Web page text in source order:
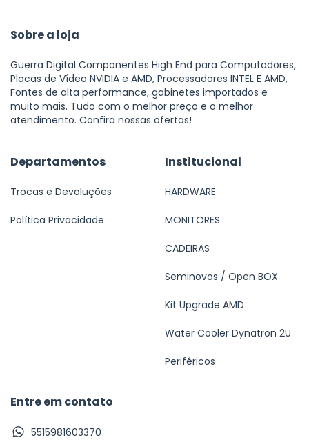
Sobre a loja
Guerra Digital Componentes High End para Computadores,
Placas de Vídeo NVIDIA e AMD, Processadores INTEL E AMD,
Fontes de alta performance, gabinetes importados e
muito mais. Tudo com o melhor preço e o melhor
atendimento. Confira nossas ofertas!
Departamentos
Trocas e Devoluções
Política Privacidade
Institucional
HARDWARE
MONITORES
CADEIRAS
Seminovos / Open BOX
Kit Upgrade AMD
Water Cooler Dynatron 2U
Periféricos
Entre em contato
5515981603370